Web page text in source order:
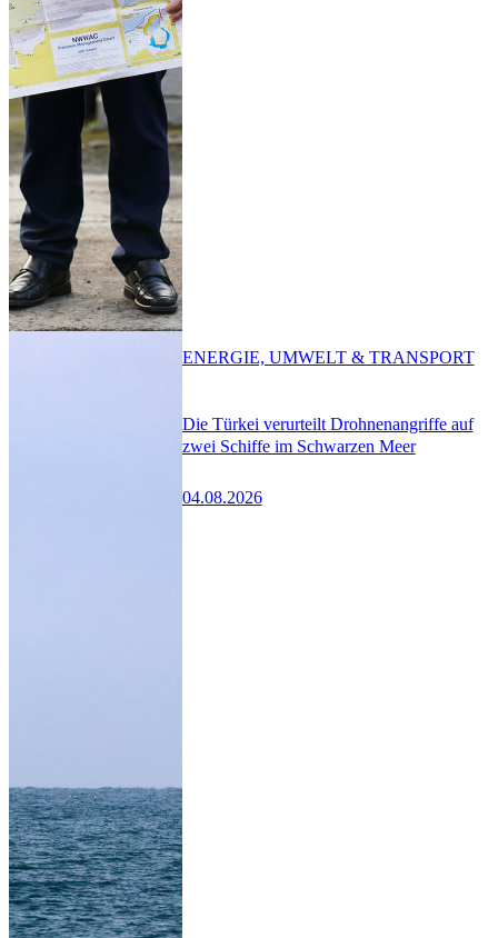
Die Türkei verurteilt Drohnenangriffe auf
zwei Schiffe im Schwarzen Meer
04.08.2026
ENERGIE, UMWELT & TRANSPORT